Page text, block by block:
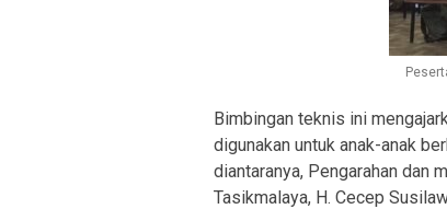
Bimbingan teknis ini
digunakan untuk anak-anak
diantaranya, Pengarahan dan
Tasikmalaya, H. Cecep